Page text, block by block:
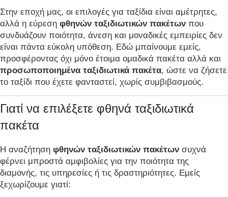
Στην εποχή μας, οι επιλογές για ταξίδια είναι αμέτρητες,
αλλά η εύρεση φθηνών ταξιδιωτικών πακέτων που
συνδυάζουν ποιότητα, άνεση και μοναδικές εμπειρίες δεν
είναι πάντα εύκολη υπόθεση. Εδώ μπαίνουμε εμείς,
προσφέροντας όχι μόνο έτοιμα ομαδικά πακέτα αλλά και
προσωποποιημένα ταξιδιωτικά πακέτα, ώστε να ζήσετε
το ταξίδι που έχετε φανταστεί, χωρίς συμβιβασμούς.
Γιατί να επιλέξετε φθηνά ταξιδιωτικά
πακέτα
Η αναζήτηση φθηνών ταξιδιωτικών πακέτων συχνά
φέρνει μπροστά αμφιβολίες για την ποιότητα της
διαμονής, τις υπηρεσίες ή τις δραστηριότητες. Εμείς
ξεχωρίζουμε γιατί: